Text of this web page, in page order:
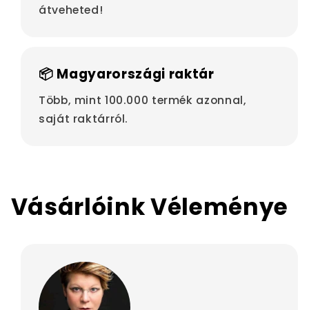
átveheted!
📦 Magyarországi raktár
Több, mint 100.000 termék azonnal,
saját raktárról.
Vásárlóink Véleménye